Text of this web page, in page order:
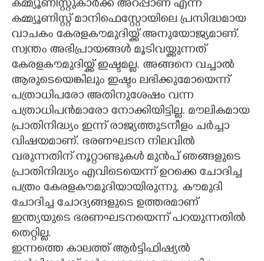
കമ്മ്യൂണിസ്റ്റുകാർക്ക് അറപ്പാണ് എന്ന
കമ്മ്യൂണിസ്റ്റ് മാനിഫെസ്റ്റോയിലെ പ്രസിദ്ധമായ
വാചകം കേരളകൗമുദിയ്ക്ക് അനുയോജ്യമാണ്.
സ്വന്തം അഭിപ്രായങ്ങൾ മൂടിവയ്ക്കുന്നത്
കേരളകൗമുദിയ്ക്ക് ഇഷ്ടമല്ല. അങ്ങനെ വച്ചാൽ
ആരുടെയെങ്കിലും ഇഷ്ടം ലഭിക്കുമോയെന്ന്
പത്രാധിപരോ അതിനുശേഷം വന്ന
പത്രാധിപൻമാരോ നോക്കിയിട്ടില്ല. മൗലികമായ
പ്രാതിനിദ്ധ്യം ഇന്ന് രാജ്യത്തുടനീളം ചർച്ചാ
വിഷയമാണ്. ഭരണഘടന നിലവിൽ
വരുന്നതിന് നൂറ്റാണ്ടുകൾ മുൻപ് ഞങ്ങളുടെ
പ്രാതിനിദ്ധ്യം എവിടെയെന്ന് ഉറക്കെ ചോദിച്ച
പത്രം കേരളകൗമുദിയായിരുന്നു. കൗമുദി
ചോദിച്ച ചോദ്യങ്ങളുടെ ഉത്തരമാണ്
ഇന്ത്യയുടെ ഭരണഘടനയെന്ന് പറയുന്നതിൽ
തെറ്റില്ല.
ഇന്നത്തെ കാലത്ത് ആർട്ടിഫിഷ്യൽ